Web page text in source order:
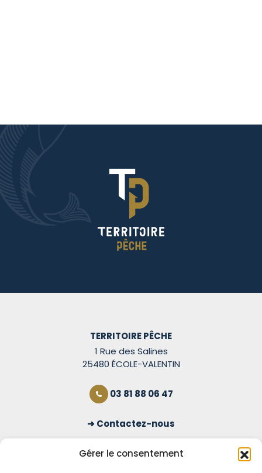
Gérer le consentement
TERRITOIRE PÊCHE
1 Rue des Salines
25480 ÉCOLE-VALENTIN
03 81 88 06 47
Contactez-nous